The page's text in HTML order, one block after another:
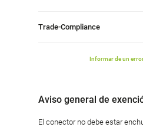
Trade-Compliance
Informar de un
Aviso general de
El conector no debe estar